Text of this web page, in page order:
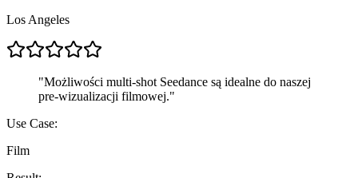
Los Angeles
"Możliwości multi-shot Seedance są idealne do naszej
pre-wizualizacji filmowej."
Use Case:
Film